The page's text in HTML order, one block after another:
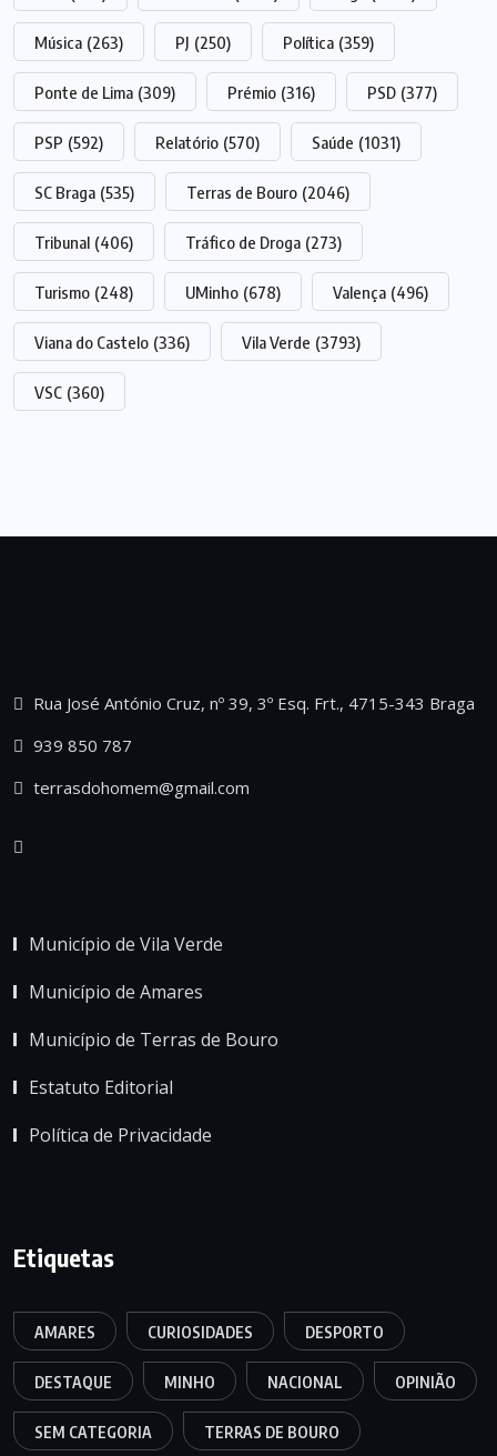
Música (263) PJ (250) Política (359)
Ponte de Lima (309) Prémio (316) PSD (377)
PSP (592) Relatório (570) Saúde (1031)
SC Braga (535) Terras de Bouro (2046)
Tribunal (406) Tráfico de Droga (273)
Turismo (248) UMinho (678) Valença (496)
Viana do Castelo (336) Vila Verde (3793)
VSC (360)
Rua José António Cruz, nº 39, 3º Esq. Frt., 4715-343 Braga
939 850 787
terrasdohomem@gmail.com
Município de Vila Verde
Município de Amares
Município de Terras de Bouro
Estatuto Editorial
Política de Privacidade
Etiquetas
AMARES CURIOSIDADES DESPORTO
DESTAQUE MINHO NACIONAL OPINIÃO
SEM CATEGORIA TERRAS DE BOURO